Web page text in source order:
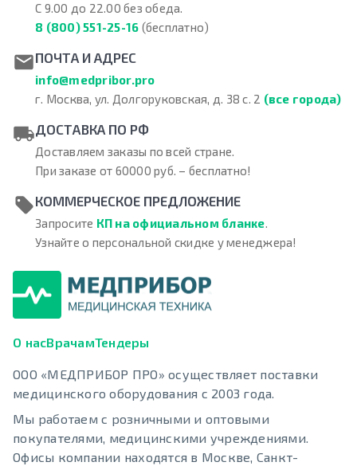
С 9.00 до 22.00 без обеда.
8 (800) 551-25-16 (бесплатно)
ПОЧТА И АДРЕС
info@medpribor.pro
г. Москва, ул. Долгоруковская, д. 38 с. 2 (все города)
ДОСТАВКА ПО РФ
Доставляем заказы по всей стране.
При заказе от 60000 руб. – бесплатно!
КОММЕРЧЕСКОЕ ПРЕДЛОЖЕНИЕ
Запросите КП на официальном бланке
Узнайте о персональной скидке у менеджера!
О насВрачамТендеры
ООО «МЕДПРИБОР ПРО» осуществляет поставки
медицинского оборудования с 2003 года.
Мы работаем с розничными и оптовыми
покупателями, медицинскими учреждениями.
Офисы компании находятся в Москве, Санкт-